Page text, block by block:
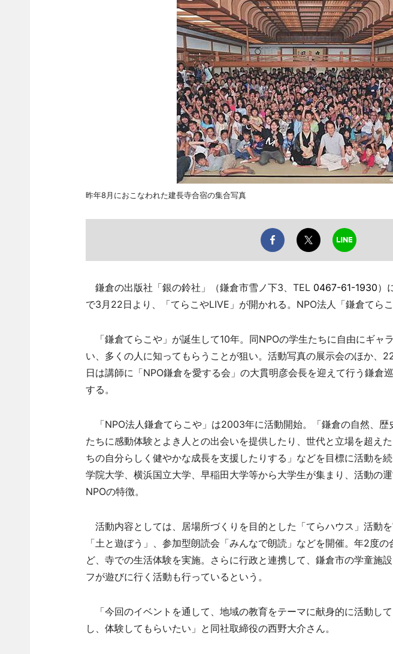
昨年8月におこなわれた建長寺合宿の集合写真
鎌倉の出版社「銀の鈴社」（鎌倉市雪ノ下3、TEL 0467-61-1930）
で3月22日より、「てらこやLIVE」が開かれる。NPO法人「鎌倉てらこ
「鎌倉てらこや」が誕生して10年。同NPOの学生たちに自由にギャ
い、多くの人に知ってもらうことが狙い。活動写真の展示会のほか、
日は講師に「NPO鎌倉を愛する会」の大貫明彦会長を迎えて行う鎌倉
する。
「NPO法人鎌倉てらこや」は2003年に活動開始。「鎌倉の自然、歴
たちに感動体験とよき人との出会いを提供したり、世代と立場を超え
ちの自分らしく健やかな成長を支援したりする」などを目標に活動を
学院大学、横浜国立大学、早稲田大学等から大学生が集まり、活動の
NPOの特徴。
活動内容としては、居場所づくりを目的とした「てらハウス」活動
「土と遊ぼう」、参加型朗読会「みんなで朗読」などを開催。年2度
ど、寺での生活体験を実施。さらに行政と連携して、鎌倉市の学童施
フが遊びに行く活動も行っているという。
「今回のイベントを通して、地域の教育をテーマに献身的に活動し
し、体験してもらいたい」と同社取締役の西野大介さん。